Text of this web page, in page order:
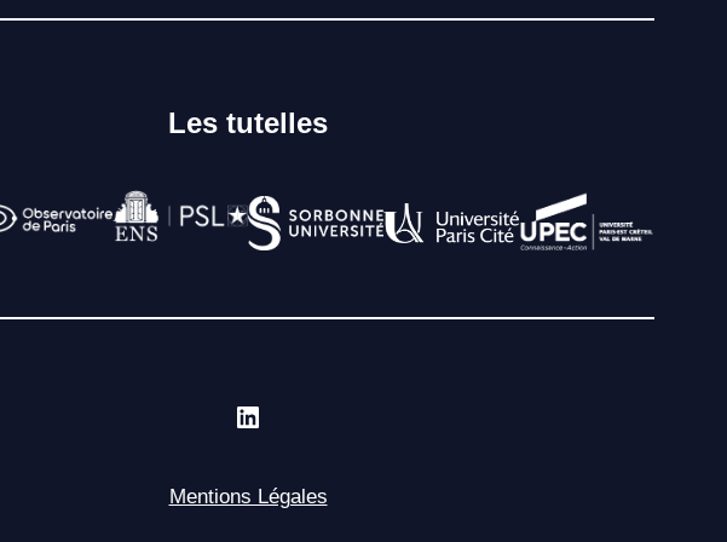
Les tutelles
Mentions Légales